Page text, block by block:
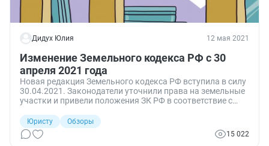
Дидух Юлия 12 мая 2021
Изменение Земельного кодекса РФ с 30
апреля 2021 года
Новая редакция Земельного кодекса РФ вступила в силу
30.04.2021. Законодатели уточнили права на земельные
участки и привели положения ЗК РФ в соответствие с
Юристу
Обзоры
15 022